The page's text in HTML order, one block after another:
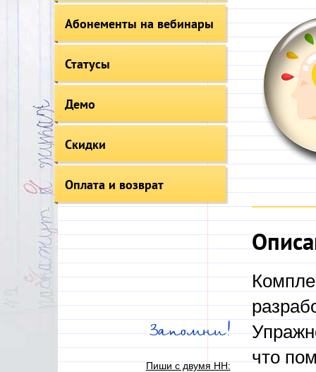
Абонементы на вебинары
Статусы
Демо
Скидки
Оплата и возврат
Запомни!
Пиши с двумя НН:
что